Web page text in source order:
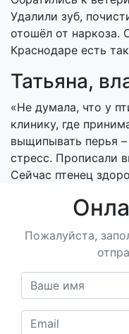
Удалили зуб,
отошёл от наркоза.
Краснодаре есть
Татьяна,
«Не думала, что у
клинику, где
выщипывать перья
стресс. Прописали
Сейчас птенец
Пожалуйста,